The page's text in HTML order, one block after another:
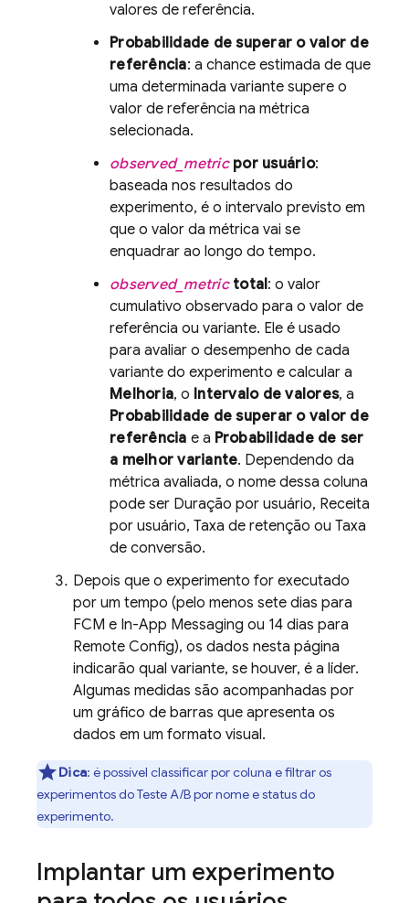
valores de referência.
Probabilidade de superar o valor de
referência: a chance estimada de que
uma determinada variante supere o
valor de referência na métrica
selecionada.
observed_metricpor usuário:
baseada nos resultados do
experimento, é o intervalo previsto em
que o valor da métrica vai se
enquadrar ao longo do tempo.
observed_metrictotal: o valor
cumulativo observado para o valor de
referência ou variante. Ele é usado
para avaliar o desempenho de cada
variante do experimento e calcular a
Melhoria, o Intervalo de valores, a
Probabilidade de superar o valor de
referência e a Probabilidade de ser
a melhor variante. Dependendo da
métrica avaliada, o nome dessa coluna
pode ser Duração por usuário, Receita
por usuário, Taxa de retenção ou Taxa
de conversão.
Depois que o experimento for executado
por um tempo (pelo menos sete dias para
FCM e In-App Messaging ou 14 dias para
Remote Config), os dados nesta página
indicarão qual variante, se houver, é a líder.
Algumas medidas são acompanhadas por
um gráfico de barras que apresenta os
dados em um formato visual.
Dica: é possível classificar por coluna e filtrar os
experimentos do Teste A/B por nome e status do
experimento.
Implantar um experimento